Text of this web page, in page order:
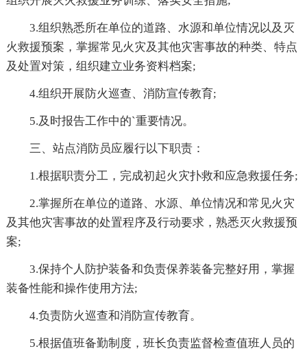
3.组织熟悉所在单位的道路、水源和单位情况以及灭
火救援预案，掌握常见火灾及其他灾害事故的种类、特点
及处置对策，组织建立业务资料档案;
4.组织开展防火巡查、消防宣传教育;
5.及时报告工作中的`重要情况。
三、站点消防员应履行以下职责：
1.根据职责分工，完成初起火灾扑救和应急救援任务;
2.掌握所在单位的道路、水源、单位情况和常见火灾
及其他灾害事故的处置程序及行动要求，熟悉灭火救援预
案;
3.保持个人防护装备和负责保养装备完整好用，掌握
装备性能和操作使用方法;
4.负责防火巡查和消防宣传教育。
5.根据值班备勤制度，班长负责监督检查值班人员的